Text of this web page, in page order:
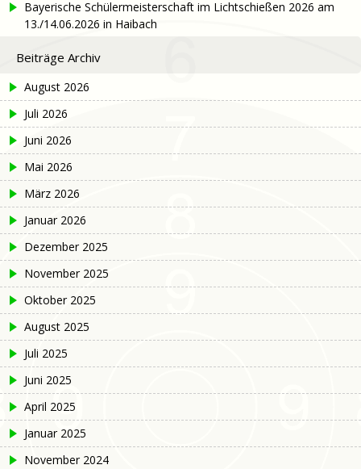
Bayerische Schülermeisterschaft im Lichtschießen 2026 am
13./14.06.2026 in Haibach
Beiträge Archiv
August 2026
Juli 2026
Juni 2026
Mai 2026
März 2026
Januar 2026
Dezember 2025
November 2025
Oktober 2025
August 2025
Juli 2025
Juni 2025
April 2025
Januar 2025
November 2024